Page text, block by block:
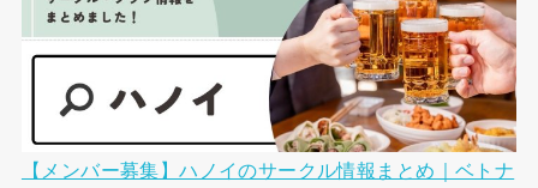
【メンバー募集】ハノイのサークル情報まとめ｜ベトナ